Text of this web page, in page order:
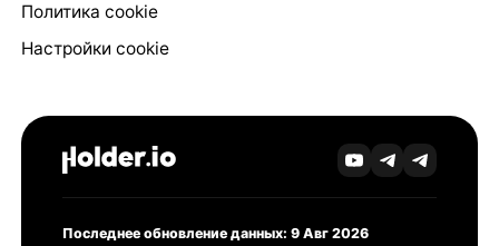
Политика cookie
Настройки cookie
Последнее обновление данных: 9 Авг 2026